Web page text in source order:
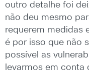
outro detalhe foi
não deu mesmo
requerem medidas
é por isso que não
possível as
levarmos em conta